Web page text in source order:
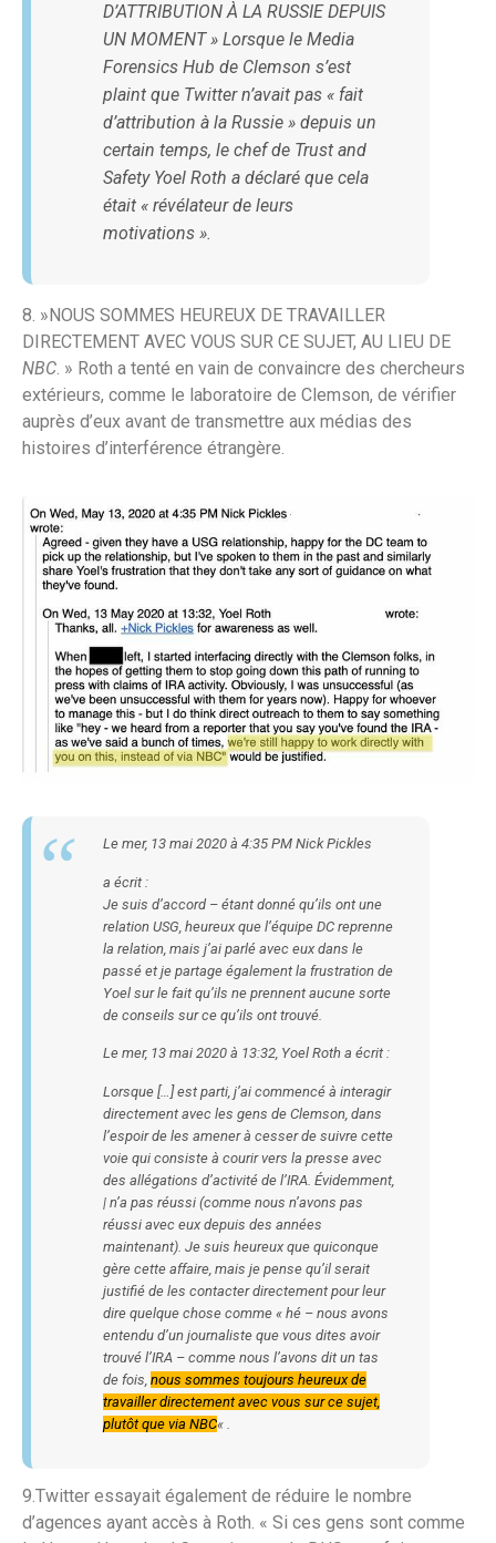
D’ATTRIBUTION À LA RUSSIE DEPUIS
UN MOMENT » Lorsque le Media
Forensics Hub de Clemson s’est
plaint que Twitter n’avait pas « fait
d’attribution à la Russie » depuis un
certain temps, le chef de Trust and
Safety Yoel Roth a déclaré que cela
était « révélateur de leurs
motivations ».
8. »NOUS SOMMES HEUREUX DE TRAVAILLER
DIRECTEMENT AVEC VOUS SUR CE SUJET, AU LIEU DE
NBC. » Roth a tenté en vain de convaincre des chercheurs
extérieurs, comme le laboratoire de Clemson, de vérifier
auprès d’eux avant de transmettre aux médias des
histoires d’interférence étrangère.
Le mer, 13 mai 2020 à 4:35 PM Nick Pickles
a écrit :
Je suis d’accord – étant donné qu’ils ont une
relation USG, heureux que l’équipe DC reprenne
la relation, mais j’ai parlé avec eux dans le
passé et je partage également la frustration de
Yoel sur le fait qu’ils ne prennent aucune sorte
de conseils sur ce qu’ils ont trouvé.
Le mer, 13 mai 2020 à 13:32, Yoel Roth a écrit :
Lorsque […] est parti, j’ai commencé à interagir
directement avec les gens de Clemson, dans
l’espoir de les amener à cesser de suivre cette
voie qui consiste à courir vers la presse avec
des allégations d’activité de l’IRA. Évidemment,
| n’a pas réussi (comme nous n’avons pas
réussi avec eux depuis des années
maintenant). Je suis heureux que quiconque
gère cette affaire, mais je pense qu’il serait
justifié de les contacter directement pour leur
dire quelque chose comme « hé – nous avons
entendu d’un journaliste que vous dites avoir
trouvé l’IRA – comme nous l’avons dit un tas
de fois, nous sommes toujours heureux de
travailler directement avec vous sur ce sujet,
plutôt que via NBC« .
9.Twitter essayait également de réduire le nombre
d’agences ayant accès à Roth. « Si ces gens sont comme